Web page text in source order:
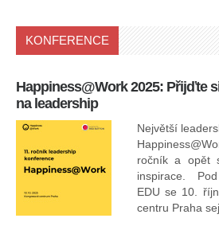
KONFERENCE
Happiness@Work 2025: Přijďte
na leadership
Největší
ročník a opět
inspirace.
EDU se 10.
centru Praha